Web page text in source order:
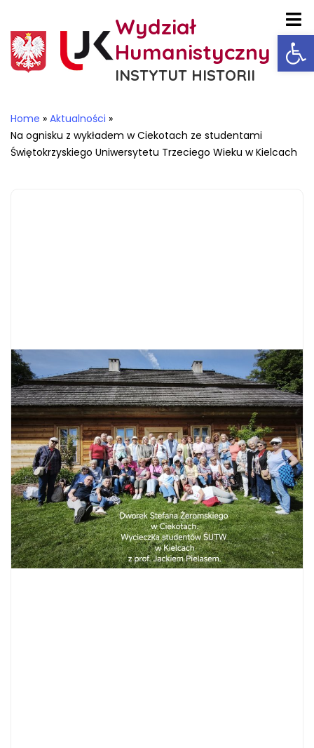
Wydział
Humanistyczny
INSTYTUT HISTORII
Home » Aktualności »
Na ognisku z wykładem w Ciekotach ze studentami
Świętokrzyskiego Uniwersytetu Trzeciego Wieku w Kielcach